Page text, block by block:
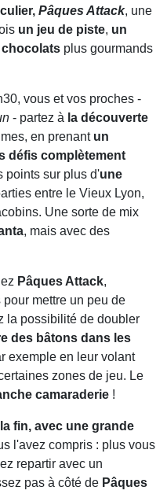
Pâques Attack, une
un jeu de piste, un
plus gourmands
vous et vos proches -
- partez à la découverte
en prenantun
défis complètement
points sur plus d'une
entre le Vieux Lyon,
Une sorte de mix
, mais avec des
Pâques Attack,
mettre un peu de
la possibilité de doubler
des bâtons dans les
exemple en leur volant
zones de jeu. Le
camaraderie !
fin, avec une grande
l'avez compris : plus vous
repartir avec un
pas à côté de Pâques